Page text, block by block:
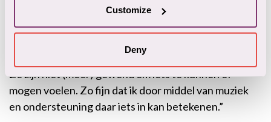
Customize
Deny
mooi vind, is de verbinding die ontstaat door muziek.
Niet alleen met elkaar, maar ook met jezelf. Tijdens de
patiënten heel onwennig of overweldigend voelen.
Ze zijn niet (meer) gewend om iets te kunnen of
mogen voelen. Zo fijn dat ik door middel van muziek
en ondersteuning daar iets in kan betekenen.”